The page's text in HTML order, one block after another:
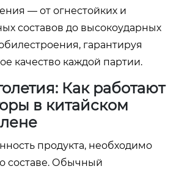
— от огнестойких и
составов до высокоударных
гарантируя
качество каждой партии.
Как работают
в китайском
продукта, необходимо
составе. Обычный